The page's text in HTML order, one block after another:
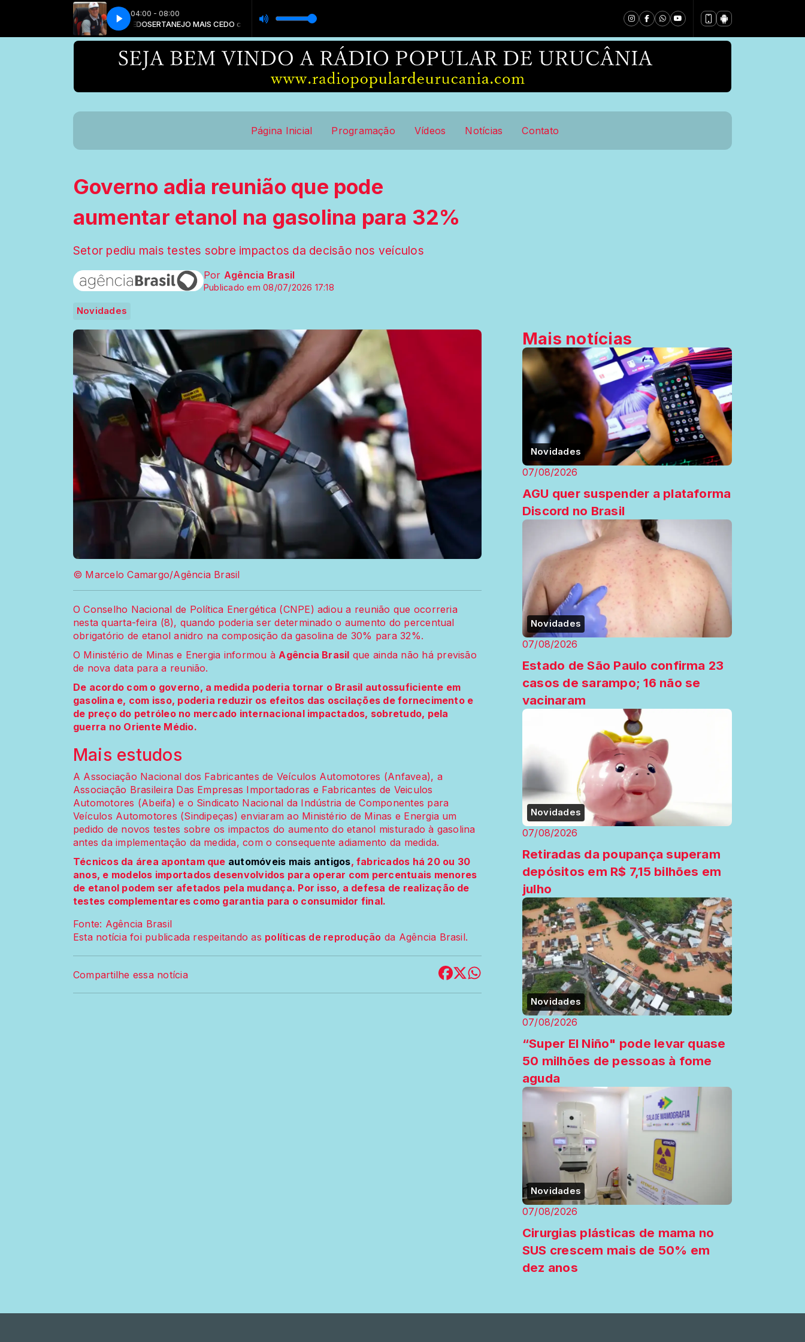
04:00 - 08:00
CEDO com CARLOS MACEDO SERTANEJO MAIS CEDO com CARLOS MACEDO
Página Inicial Programação Vídeos Notícias Contato
Governo adia reunião que pode
aumentar etanol na gasolina para 32%
Setor pediu mais testes sobre impactos da decisão nos veículos
Por Agência Brasil
Publicado em 08/07/2026 17:18
Novidades
© Marcelo Camargo/Agência Brasil
O Conselho Nacional de Política Energética (CNPE) adiou a reunião que ocorreria
nesta quarta-feira (8), quando poderia ser determinado o aumento do percentual
obrigatório de etanol anidro na composição da gasolina de 30% para 32%.
O Ministério de Minas e Energia informou àAgência Brasil que ainda não há previsão
de nova data para a reunião.
De acordo com o governo, a medida poderia tornar o Brasil autossuficiente em
gasolina e, com isso, poderia reduzir os efeitos das oscilações de fornecimento e
de preço do petróleo no mercado internacional impactados, sobretudo, pela
guerra no Oriente Médio.
Mais estudos
A Associação Nacional dos Fabricantes de Veículos Automotores (Anfavea), a
Associação Brasileira Das Empresas Importadoras e Fabricantes de Veiculos
Automotores (Abeifa) e o Sindicato Nacional da Indústria de Componentes para
Veículos Automotores (Sindipeças) enviaram ao Ministério de Minas e Energia um
pedido de novos testes sobre os impactos do aumento do etanol misturado à gasolina
antes da implementação da medida, com o consequente adiamento da medida.
Técnicos da área apontam que automóveis mais antigos, fabricados há 20 ou 30
anos, e modelos importados desenvolvidos para operar com percentuais menores
de etanol podem ser afetados pela mudança. Por isso, a defesa de realização de
testes complementares como garantia para o consumidor final.
Fonte: Agência Brasil
Esta notícia foi publicada respeitando as políticas de reprodução da Agência Brasil.
Compartilhe essa notícia
Mais notícias
Novidades
07/08/2026
AGU quer suspender a plataforma
Discord no Brasil
Novidades
07/08/2026
Estado de São Paulo confirma 23
casos de sarampo; 16 não se
vacinaram
Novidades
07/08/2026
Retiradas da poupança superam
depósitos em R$ 7,15 bilhões em
julho
Novidades
07/08/2026
“Super El Niño" pode levar quase
50 milhões de pessoas à fome
aguda
Novidades
07/08/2026
Cirurgias plásticas de mama no
SUS crescem mais de 50% em
dez anos